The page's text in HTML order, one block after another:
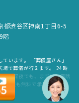
都渋谷区神南1丁目6-5
階
います。 「葬儀屋さん」
場で葬儀が行えます。 24時
でも深夜でも、まずはお電話
相談も無料で承ります。